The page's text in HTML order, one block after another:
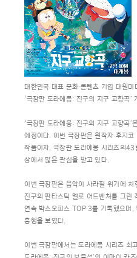
대한민국 대표 문화∙콘텐츠 기업 대원
‘극장판 도라에몽: 진구의 지구 교향곡’
‘극장판 도라에몽: 진구의 지구 교향곡
예정이다. 이번 극장판은 원작자 후지
작품이자, 극장판 도라에몽 시리즈의
상에서 많은 관심을 받고 있다.
이번 극장판은 음악이 사라질 위기에
진구의 판타스틱 멜로 어드벤처를 그린
연속 박스오피스 TOP 3를 기록했으며
흥행을 보였다.
이번 극장판에서는 도라에몽 시리즈 최